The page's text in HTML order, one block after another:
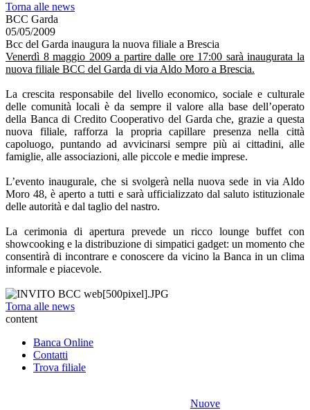
Torna alle news
BCC Garda
05/05/2009
Bcc del Garda inaugura la nuova filiale a Brescia
Venerdì 8 maggio 2009 a partire dalle ore 17:00 sarà inaugurata la
nuova filiale BCC del Garda di via Aldo Moro a Brescia.
La crescita responsabile del livello economico, sociale e culturale
delle comunità locali è da sempre il valore alla base dell’operato
della Banca di Credito Cooperativo del Garda che, grazie a questa
nuova filiale, rafforza la propria capillare presenza nella città
capoluogo, puntando ad avvicinarsi sempre più ai cittadini, alle
famiglie, alle associazioni, alle piccole e medie imprese.
L’evento inaugurale, che si svolgerà nella nuova sede in via Aldo
Moro 48, è aperto a tutti e sarà ufficializzato dal saluto istituzionale
delle autorità e dal taglio del nastro.
La cerimonia di apertura prevede un ricco lounge buffet con
showcooking e la distribuzione di simpatici gadget: un momento che
consentirà di incontrare e conoscere da vicino la Banca in un clima
informale e piacevole.
Torna alle news
content
Banca Online
Contatti
Trova filiale
Nuove